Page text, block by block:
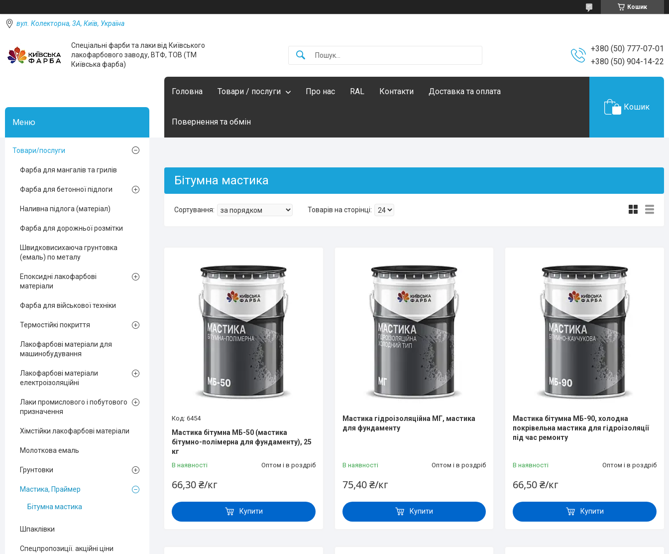
Кошик
вул. Колекторна, 3А, Київ, Україна
Спеціальні фарби та лаки від Київського
лакофарбового заводу, ВТФ, ТОВ (ТМ
Київська фарба)
+380 (50) 777-07-01
+380 (50) 904-14-22
Головна Товари / послуги Про нас RAL Контакти Доставка та оплата
Повернення та обмін
Кошик
Бітумна мастика
6454
Мастика бітумна МБ-50 (мастика
бітумно-полімерна для фундаменту), 25
кг
В наявності Оптом і в роздріб
66,30 ₴/кг
Купити
Мастика гідроізоляційна МГ, мастика
для фундаменту
В наявності Оптом і в роздріб
75,40 ₴/кг
Купити
Мастика бітумна МБ-90, холодна
покрівельна мастика для гідроізоляції
під час ремонту
В наявності Оптом і в роздріб
66,50 ₴/кг
Купити
Товари/послуги
Фарба для мангалів та грилів
Фарба для бетонної підлоги
Наливна підлога (матеріал)
Фарба для дорожньої розмітки
Швидковисихаюча грунтовка
(емаль) по металу
Епоксидні лакофарбові
матеріали
Фарба для військової техніки
Термостійкі покриття
Лакофарбові матеріали для
машинобудування
Лакофарбові матеріали
електроізоляційні
Лаки промислового і побутового
призначення
Хімстійки лакофарбові матеріали
Молоткова емаль
Грунтовки
Мастика, Праймер
Бітумна мастика
Шпаклівки
Спецпропозиції. акційні ціни